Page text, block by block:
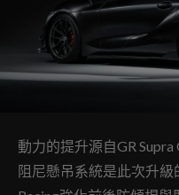
動力的提升源自GR
阻尼懸吊系統是此次升